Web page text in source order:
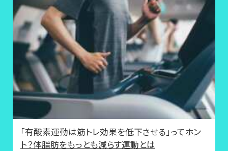
「有酸素運動は筋トレ効果を低下させる」ってホン
ト？体脂肪をもっとも減らす運動とは